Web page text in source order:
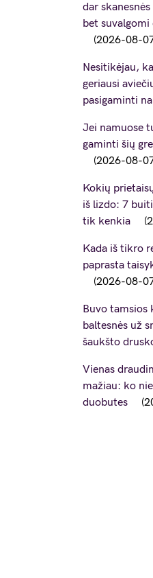
dar
bet
2026-08-
Nesitikėjau,
geriausi
pasigaminti
Jei namuose
gaminti šių
2026-08-
Kokių
iš lizdo: 7
tik kenkia
Kada iš tikro
paprasta
2026-08-
Buvo tamsios
baltesnės už
šaukšto
Vienas
mažiau: ko
duobutes